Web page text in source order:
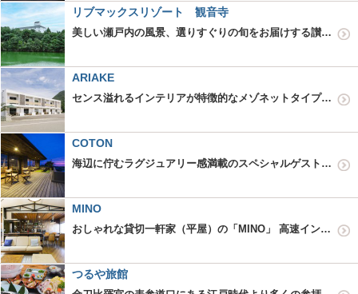
リブマックスリゾート 観音寺
美しい瀬戸内の風景、選りすぐりの旬をお届けする讃岐の宿。
ARIAKE
センス溢れるインテリアが特徴的なメゾネットタイプのゲストハウス「ARIAKE (アリアケ)」 気心知れた仲間たちと語らう空間として活用するもよし。四国エリアの旅の拠点として利用するもよし。"街に泊まる"という新…
COTON
海辺に佇むラグジュアリー感満載のスペシャルゲストハウス「COTON (コトン)」 あたかも自分の別荘のように瀬戸内海を眺めながら優雅に過ごすもよし。気心知れた仲間たちと語らう空間として活用するもよし。四国エリア…
MINO
おしゃれな貸切一軒家（平屋）の「MINO」 高速インターやJRの駅にも近いため、観光やビジネスの拠点として抜群な利便性をもつゲストハウス。 広いキッチンで、地元の食材を買ってきて料理を楽しんだり、ローカルな酒…
つるや旅館